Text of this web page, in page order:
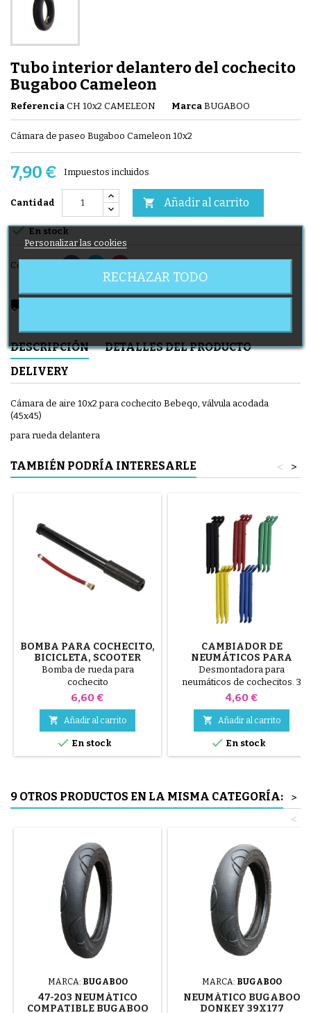
Tubo interior delantero del cochecito
Bugaboo Cameleon
Referencia CH 10x2 CAMELEON Marca BUGABOO
Cámara de paseo Bugaboo Cameleon 10x2
7,90 € Impuestos incluidos
Cantidad  Añadir al carrito
 En stock
Compartir
local_shipping
DESCRIPCIÓN
DETALLES DEL PRODUCTO
DELIVERY
Cámara de aire 10x2 para cochecito Bebeqo, válvula acodada
(45x45)
para rueda delantera
TAMBIÉN PODRÍA INTERESARLE >
<
BOMBA PARA COCHECITO,
BICICLETA, SCOOTER
Bomba de rueda para
cochecito
Precio
6,60 €
 Añadir al carrito
 En stock
CAMBIADOR DE
NEUMÁTICOS PARA
COCHECITO COLOR
ALEATORIO 1 PAQUETE DE
3 PIEZAS
Desmontadora para
neumáticos de cochecitos. 3
piezas de plástico de alta
negro, rojo, verde, amarillo y
azul o 3 piezas de acero ( gris )
El neumático se monta a mano,
sin herramientas, para evitar
Precio
4,60 €
 Añadir al carrito
 En stock
9 OTROS PRODUCTOS EN LA MISMA CATEGORÍA:
>
<
MARCA: BUGABOO
47-203 NEUMÁTICO
COMPATIBLE BUGABOO
MARCA: BUGABOO
NEUMÁTICO BUGABOO
DONKEY 39X177
Personalizar las cookies
RECHAZAR TODO